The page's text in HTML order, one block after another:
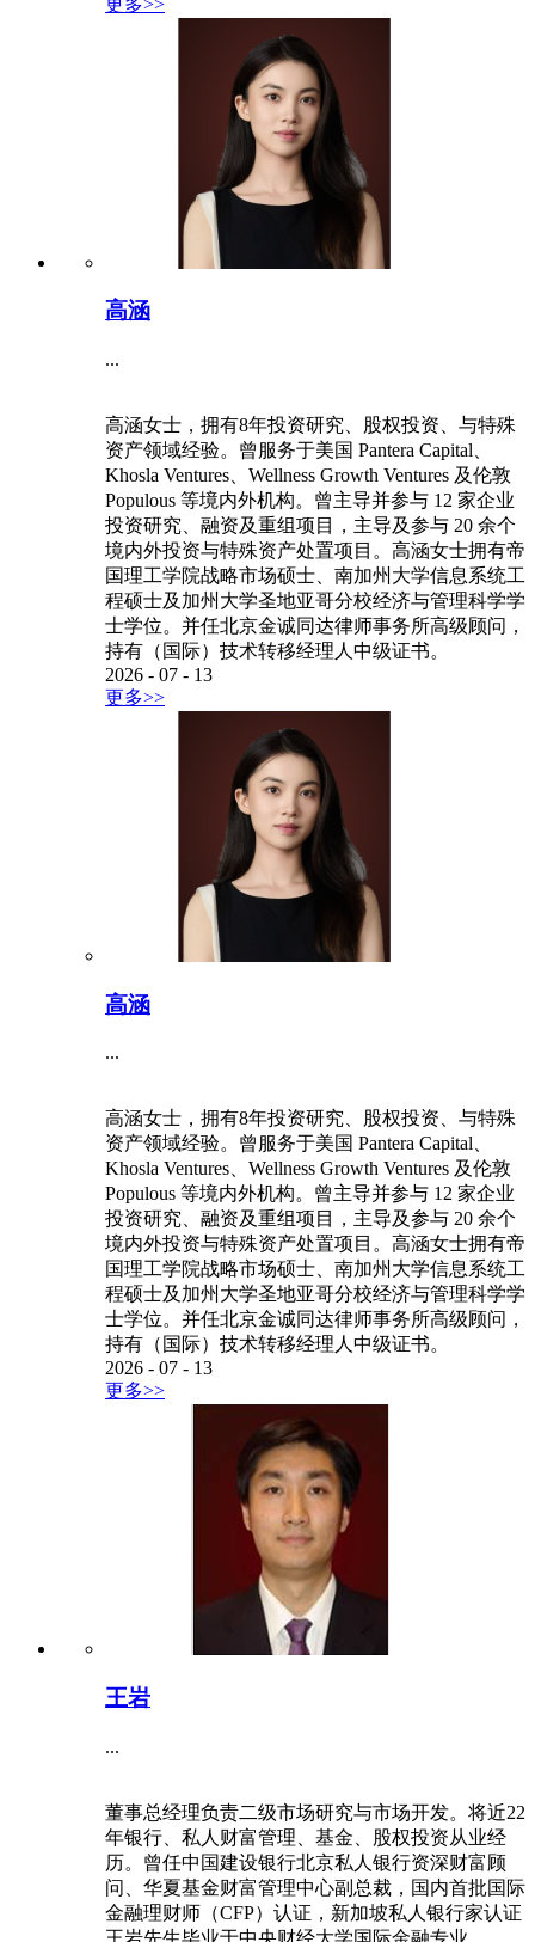
高涵
...
高涵女士，拥有8年投资研究、股权投资、与特殊
资产领域经验。曾服务于美国 Pantera Capital、
Khosla Ventures、Wellness Growth Ventures 及伦敦
Populous 等境内外机构。曾主导并参与 12 家企业
投资研究、融资及重组项目，主导及参与 20 余个
境内外投资与特殊资产处置项目。高涵女士拥有帝
国理工学院战略市场硕士、南加州大学信息系统工
程硕士及加州大学圣地亚哥分校经济与管理科学学
士学位。并任北京金诚同达律师事务所高级顾问，
持有（国际）技术转移经理人中级证书。
2026 - 07 - 13
更多>>
高涵
...
高涵女士，拥有8年投资研究、股权投资、与特殊
资产领域经验。曾服务于美国 Pantera Capital、
Khosla Ventures、Wellness Growth Ventures 及伦敦
Populous 等境内外机构。曾主导并参与 12 家企业
投资研究、融资及重组项目，主导及参与 20 余个
境内外投资与特殊资产处置项目。高涵女士拥有帝
国理工学院战略市场硕士、南加州大学信息系统工
程硕士及加州大学圣地亚哥分校经济与管理科学学
士学位。并任北京金诚同达律师事务所高级顾问，
持有（国际）技术转移经理人中级证书。
2026 - 07 - 13
更多>>
王岩
...
董事总经理负责二级市场研究与市场开发。将近22
年银行、私人财富管理、基金、股权投资从业经
历。曾任中国建设银行北京私人银行资深财富顾
问、华夏基金财富管理中心副总裁，国内首批国际
金融理财师（CFP）认证，新加坡私人银行家认证
王岩先生毕业于中央财经大学国际金融专业